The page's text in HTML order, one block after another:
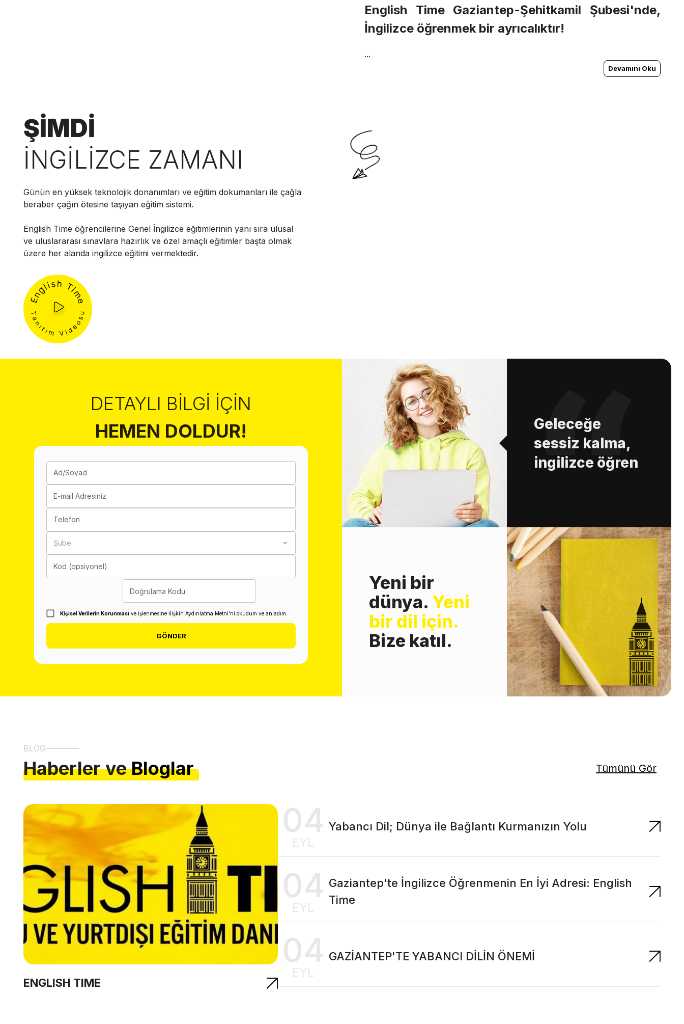
English Time Gaziantep-Şehitkamil Şubesi'nde,
İngilizce öğrenmek bir ayrıcalıktır!
...
Devamını Oku
ŞİMDİ
İNGİLİZCE ZAMANI
Günün en yüksek teknolojik donanımları ve eğitim dokumanları ile çağla
beraber çağın ötesine taşıyan eğitim sistemi.
English Time öğrencilerine Genel İngilizce eğitimlerinin yanı sıra ulusal
ve uluslararası sınavlara hazırlık ve özel amaçlı eğitimler başta olmak
üzere her alanda ingilizce eğitimi vermektedir.
DETAYLI BILGI İÇIN
HEMEN DOLDUR!
Ad/Soyad
E-mail Adresiniz
Telefon
Şube
Kod (opsiyonel)
Doğrulama Kodu
Kişisel Verilerin Korunması ve İşlenmesine İlişkin Aydınlatma Metni'ni okudum ve anladım.
GÖNDER
Geleceğe
sessiz kalma,
ingilizce öğren
Yeni bir
dünya. Yeni
bir dil için.
Bize katıl.
BLOG
Haberler ve Bloglar Tümünü Gör
ENGLISH TIME
04
EYL
Yabancı Dil; Dünya ile Bağlantı Kurmanızın Yolu
04
EYL
Gaziantep'te İngilizce Öğrenmenin En İyi Adresi: English
Time
04
EYL
GAZİANTEP'TE YABANCI DİLİN ÖNEMİ